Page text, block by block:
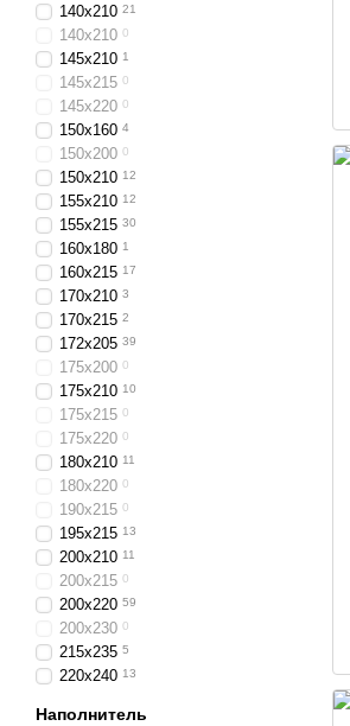
140x210 21
140х210 0
145x210 1
145x215 0
145x220 0
150x160 4
150x200 0
150x210 12
155x210 12
155x215 30
160x180 1
160x215 17
170x210 3
170x215 2
172x205 39
175x200 0
175x210 10
175x215 0
175x220 0
180x210 11
180x220 0
190x215 0
195x215 13
200x210 11
200x215 0
200x220 59
200x230 0
215x235 5
220x240 13
Наполнитель